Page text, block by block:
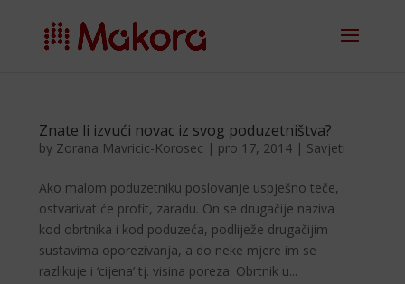
Znate li izvući novac iz svog poduzetništva?
by Zorana Mavricic-Korosec | pro 17, 2014 | Savjeti
Ako malom poduzetniku poslovanje uspješno teče,
ostvarivat će profit, zaradu. On se drugačije naziva
kod obrtnika i kod poduzeća, podliježe drugačijim
sustavima oporezivanja, a do neke mjere im se
razlikuje i ‘cijena’ tj. visina poreza. Obrtnik u...